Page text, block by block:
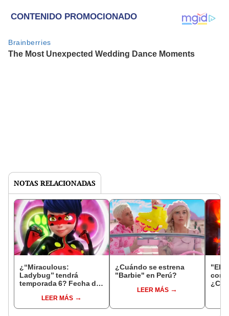
NOTAS RELACIONADAS
¿“Miraculous:
Ladybug” tendrá
temporada 6? Fecha de
ver y todo lo que se
sabe
LEER MÁS
¿Cuándo se estrena
"Barbie" en Perú?
LEER MÁS